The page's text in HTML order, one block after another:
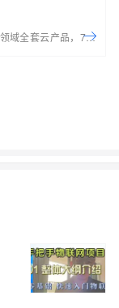
域全套云产品，7天